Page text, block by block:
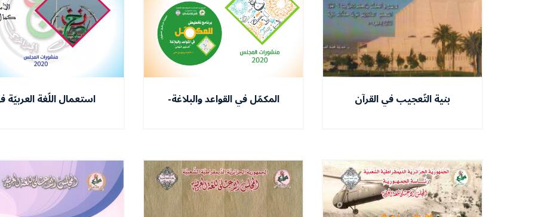
بنية التّعجيب في القرآن المكمّل في القواعد والبلاغة- استعمال اللّغة العربيّة